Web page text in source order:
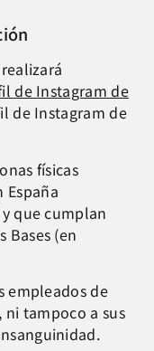
de Instagram de
de Instagram de
físicas
España
que cumplan
Bases (en
empleados de
ni tampoco a sus